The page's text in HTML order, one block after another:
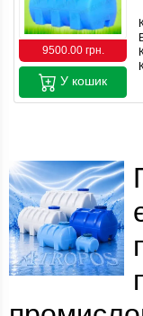
9500.00 грн.
У кошик